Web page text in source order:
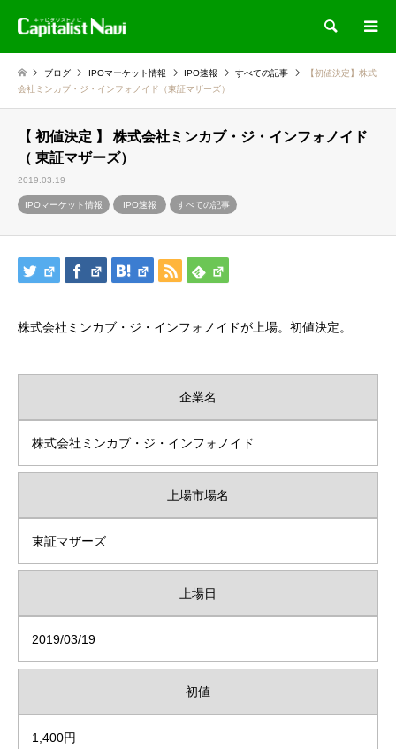
検索
ブログ IPOマーケット情報 IPO速報 すべての記事
【初値決定】株式
会社ミンカブ・ジ・インフォノイド（東証マザーズ）
【 初値決定 】 株式会社ミンカブ・ジ・インフォノイド
（ 東証マザーズ）
2019.03.19
IPOマーケット情報 IPO速報 すべての記事
株式会社ミンカブ・ジ・インフォノイドが上場。初値決定。
企業名
株式会社ミンカブ・ジ・インフォノイド
上場市場名
東証マザーズ
上場日
2019/03/19
初値
1,400円